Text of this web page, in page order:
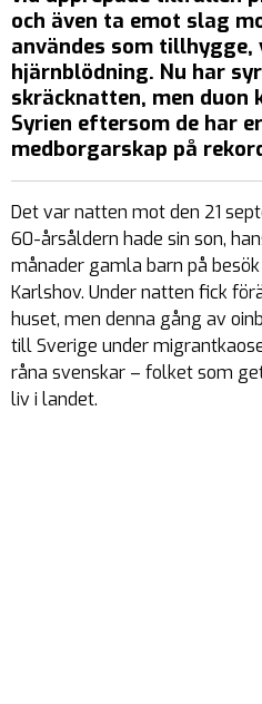
och även ta emot slag
användes som
hjärnblödning. Nu har
skräcknatten, men
Syrien eftersom de har
medborgarskap på
Det var natten mot den 21
60-årsåldern hade sin son,
månader gamla barn på
Karlshov. Under natten fick
huset, men denna gång av
till Sverige under
råna svenskar – folket som
liv i landet.